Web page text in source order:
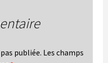
publiée. Les champs